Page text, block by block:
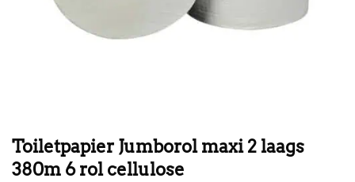
Toiletpapier Jumborol maxi 2 laags
380m 6 rol cellulose